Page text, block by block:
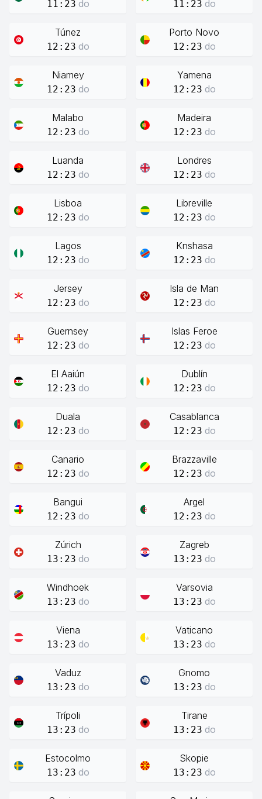
11:23 do 11:23 do
Túnez
12:23 do
Porto Novo
12:23 do
Niamey
12:23 do
Yamena
12:23 do
Malabo
12:23 do
Madeira
12:23 do
Luanda
12:23 do
Londres
12:23 do
Lisboa
12:23 do
Libreville
12:23 do
Lagos
12:23 do
Knshasa
12:23 do
Jersey
12:23 do
Isla de Man
12:23 do
Guernsey
12:23 do
Islas Feroe
12:23 do
El Aaiún
12:23 do
Dublín
12:23 do
Duala
12:23 do
Casablanca
12:23 do
Canario
12:23 do
Brazzaville
12:23 do
Bangui
12:23 do
Argel
12:23 do
Zúrich
13:23 do
Zagreb
13:23 do
Windhoek
13:23 do
Varsovia
13:23 do
Viena
13:23 do
Vaticano
13:23 do
Vaduz
13:23 do
Gnomo
13:23 do
Trípoli
13:23 do
Tirane
13:23 do
Estocolmo
13:23 do
Skopie
13:23 do